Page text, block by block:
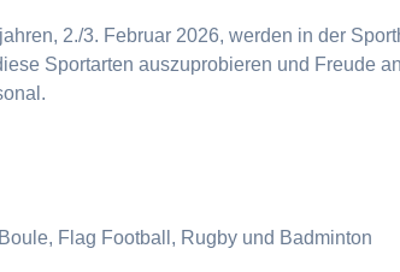
2./3. Februar 2026, werden in der
Sportarten auszuprobieren und Freude
Flag Football, Rugby und Badminton